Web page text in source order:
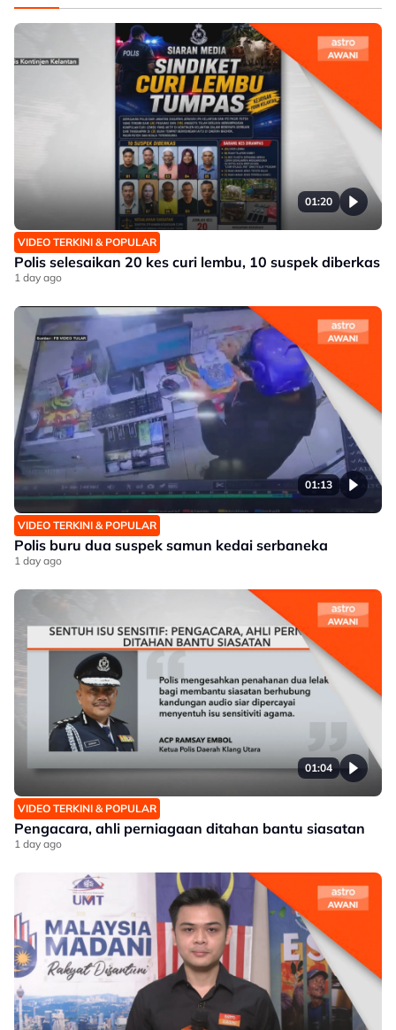
01:20
VIDEO TERKINI & POPULAR
Polis selesaikan 20 kes curi lembu, 10 suspek diberkas
1 day ago
01:13
VIDEO TERKINI & POPULAR
Polis buru dua suspek samun kedai serbaneka
1 day ago
01:04
VIDEO TERKINI & POPULAR
Pengacara, ahli perniagaan ditahan bantu siasatan
1 day ago